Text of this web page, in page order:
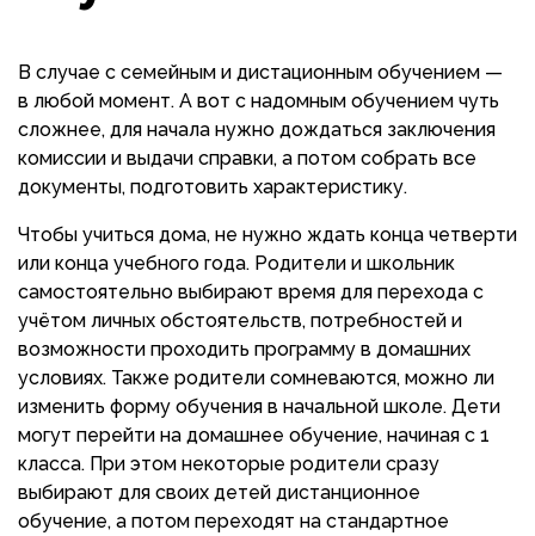
В случае с семейным и дистационным обучением —
в любой момент. А вот с надомным обучением чуть
сложнее, для начала нужно дождаться заключения
комиссии и выдачи справки, а потом собрать все
документы, подготовить характеристику.
Чтобы учиться дома, не нужно ждать конца четверти
или конца учебного года. Родители и школьник
самостоятельно выбирают время для перехода с
учётом личных обстоятельств, потребностей и
возможности проходить программу в домашних
условиях. Также родители сомневаются, можно ли
изменить форму обучения в начальной школе. Дети
могут перейти на домашнее обучение, начиная с 1
класса. При этом некоторые родители сразу
выбирают для своих детей дистанционное
обучение, а потом переходят на стандартное